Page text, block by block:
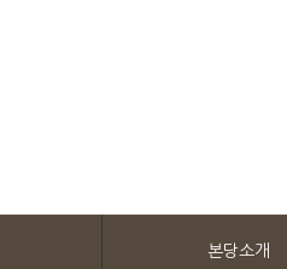
본당소개